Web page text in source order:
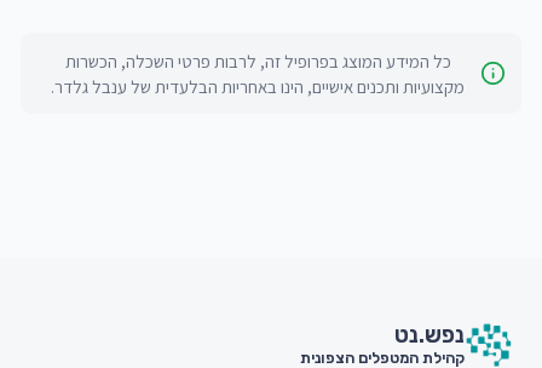
כל המידע המוצג בפרופיל זה, לרבות פרטי השכלה, הכשרות
מקצועיות ותכנים אישיים, הינו באחריות הבלעדית של ענבל גלדר.
נפש.נט
קהילת המטפלים הצפונית